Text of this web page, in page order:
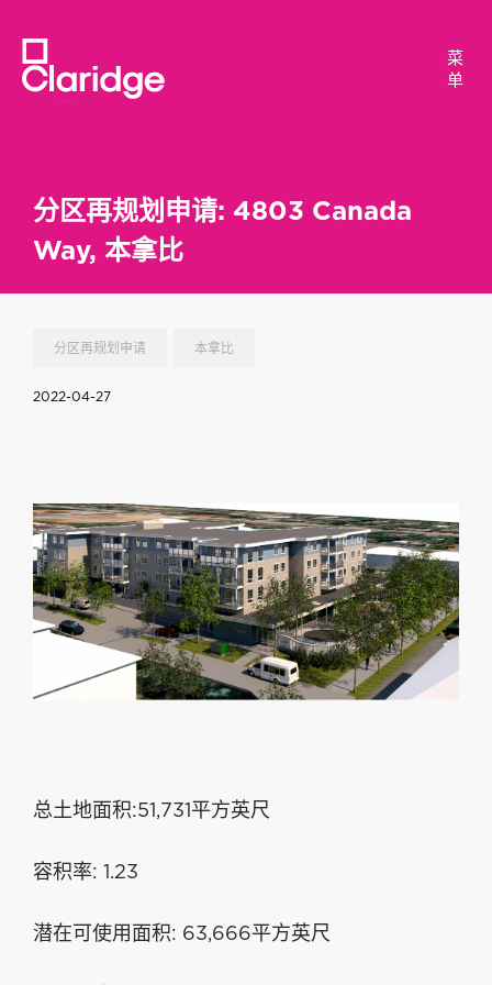
菜
单
菜
单
分区再规划申请: 4803 Canada
Way, 本拿比
分区再规划申请 本拿比
2022-04-27
总土地面积:51,731平方英尺
容积率: 1.23
潜在可使用面积: 63,666平方英尺